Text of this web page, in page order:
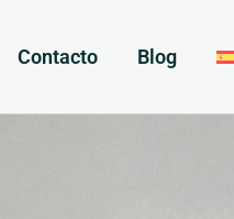
Contacto Blog